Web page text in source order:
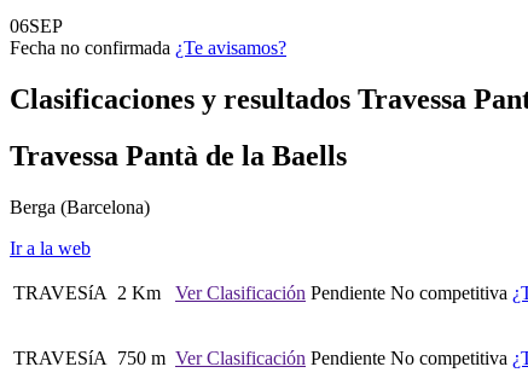
06SEP
Fecha no confirmada ¿Te avisamos?
Clasificaciones y resultados Travessa
Travessa Pantà de la Baells
Berga (Barcelona)
Ir a la web
TRAVESíA 2 Km Ver Clasificación Pendiente No competitiva
TRAVESíA 750 m Ver Clasificación Pendiente No competitiva